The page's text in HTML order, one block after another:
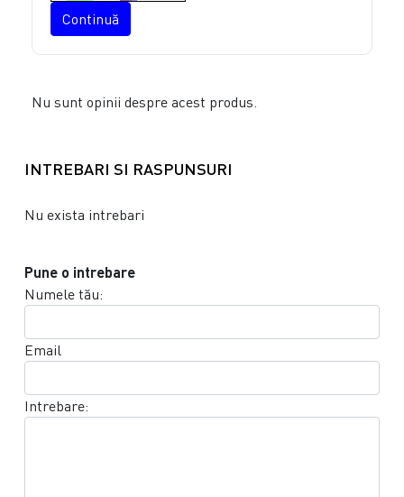
Continuă
Nu sunt opinii despre acest produs.
INTREBARI SI RASPUNSURI
Nu exista intrebari
Pune o intrebare
Numele tău:
Email
Intrebare: